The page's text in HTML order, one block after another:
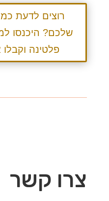
רוצים לדעת
שלכם? היכנסו
פלטינה
צרו קשר